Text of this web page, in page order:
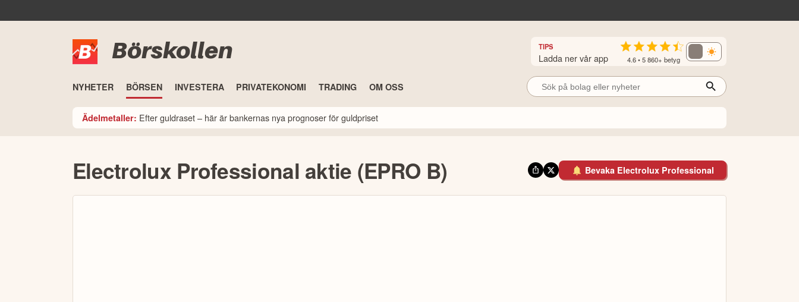
Börskollen TIPS
Ladda ner vår app 4.6 • 5 860+ betyg
NYHETER BÖRSEN INVESTERA PRIVATEKONOMI TRADING OM OSS
Ädelmetaller: Efter guldraset – här är bankernas nya prognoser för guldpriset
Electrolux Professional aktie (EPRO B) Bevaka Electrolux Professional